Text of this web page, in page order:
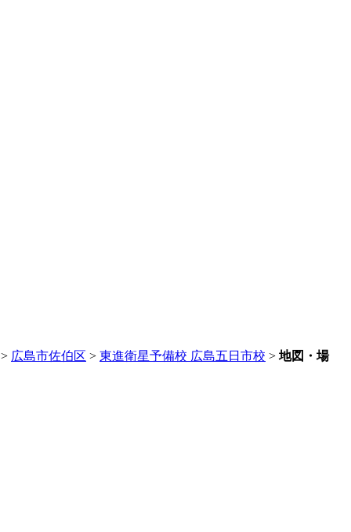
広島市佐伯区 > 東進衛星予備校 広島五日市校 > 地図・場